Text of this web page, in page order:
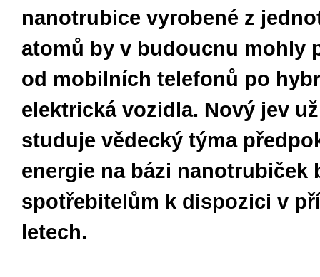
nanotrubice vyrobené z
atomů by v budoucnu mohly
od mobilních telefonů po
elektrická vozidla. Nový jev
studuje vědecký týma
energie na bázi nanotrubiček
spotřebitelům k dispozici v
letech.